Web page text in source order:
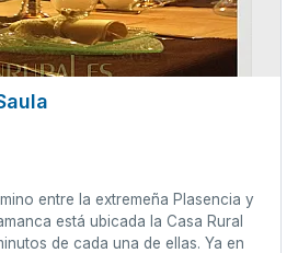
entre la extremeña Plasencia y
está ubicada la Casa Rural
de cada una de ellas. Ya en